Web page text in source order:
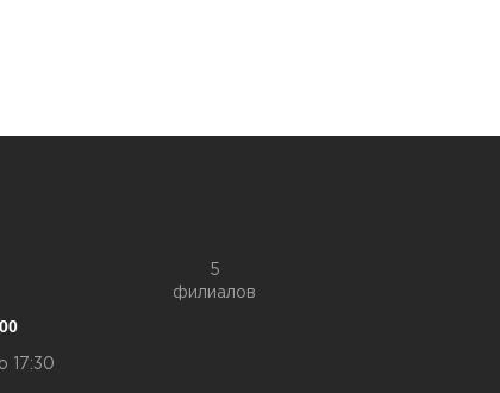
5
филиалов
17:30